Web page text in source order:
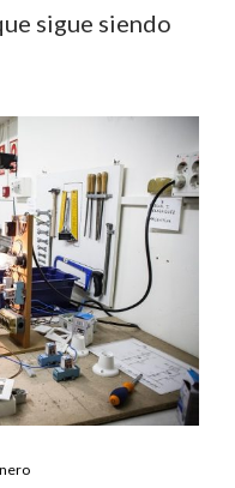
sigue siendo